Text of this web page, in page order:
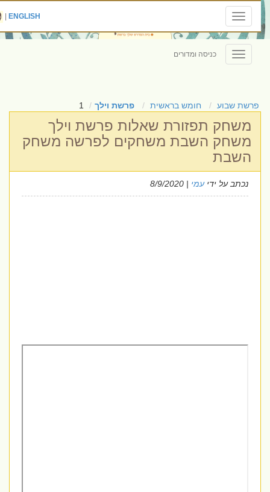
Toggle
navigation
ENGLISH
|
Toggle
navigation
כניסה ומדורים
פרשת שבוע חומש בראשית פרשת וילך 1
משחק תפזורת שאלות פרשת וילך
משחק השבת משחקים לפרשה משחק
השבת
נכתב על ידיעמי| 8/9/2020